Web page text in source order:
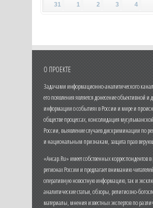
31
1 2 3 4
О ПРОЕКТЕ
Задачами информационно-аналитического
его появления является донесение объективной и
информации о событиях в России и мире и
обществе процессах, консолидация
России, выявление случаев дискриминации по
и национальным признакам, защита прав
«Ансар.Ru» имеет собственных корреспондентов
регионах России и предлагает вниманию
оперативную новостную информацию, так и
аналитические статьи, обзоры, религиозно-
материалы, мнения известных экспертов по